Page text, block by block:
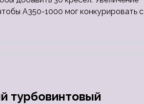
А350-1000 мог конкурировать с
турбовинтовый